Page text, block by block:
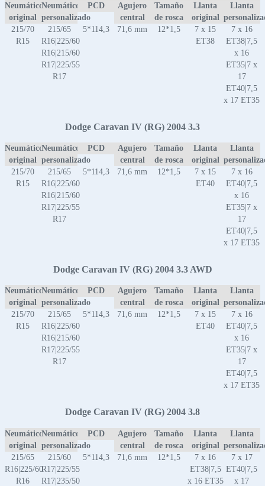
Neumático
original
Neumático
personalizado
PCD
Agujero
central
Tamaño
de rosca
Llanta
original
Llanta
215/70
R15
215/65
R16|225/60
R16|215/60
R17|225/55
R17
5*114,3 71,6 mm 12*1,5
7 x 15
ET38
7 x 16
ET38|7,5
x 16
ET35|7 x
17
ET40|7,5
x 17 ET35
Dodge Caravan IV (RG) 2004 3.3
Neumático
original
Neumático
personalizado
PCD
Agujero
central
Tamaño
de rosca
Llanta
original
Llanta
215/70
R15
215/65
R16|225/60
R16|215/60
R17|225/55
R17
5*114,3 71,6 mm 12*1,5
7 x 15
ET40
7 x 16
ET40|7,5
x 16
ET35|7 x
17
ET40|7,5
x 17 ET35
Dodge Caravan IV (RG) 2004 3.3 AWD
Neumático
original
Neumático
personalizado
PCD
Agujero
central
Tamaño
de rosca
Llanta
original
Llanta
215/70
R15
215/65
R16|225/60
R16|215/60
R17|225/55
R17
5*114,3 71,6 mm 12*1,5
7 x 15
ET40
7 x 16
ET40|7,5
x 16
ET35|7 x
17
ET40|7,5
x 17 ET35
Dodge Caravan IV (RG) 2004 3.8
Neumático
original
Neumático
personalizado
PCD
Agujero
central
Tamaño
de rosca
Llanta
original
Llanta
215/65
R16|225/60
R16
215/60
R17|225/55
R17|235/50
5*114,3 71,6 mm 12*1,5
7 x 16
ET38|7,5
x 16 ET35
7 x 17
ET40|7,5
x 17